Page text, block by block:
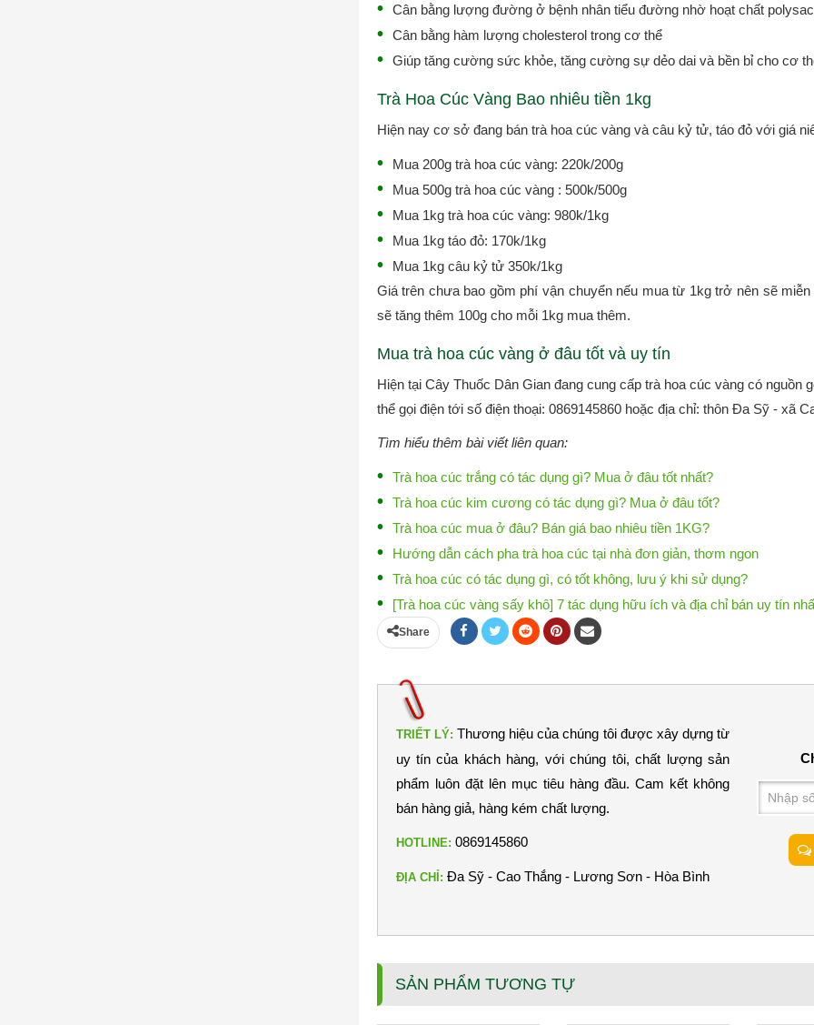
Cân bằng lượng đường ở bệnh nhân tiểu đường nhờ hoạt chất
Cân bằng hàm lượng cholesterol trong cơ thể
Giúp tăng cường sức khỏe, tăng cường sự dẻo dai và bền bỉ cho cơ
Trà Hoa Cúc Vàng Bao nhiêu tiền 1kg
Hiện nay cơ sở đang bán trà hoa cúc vàng và câu kỷ tử, táo đỏ với giá
Mua 200g trà hoa cúc vàng: 220k/200g
Mua 500g trà hoa cúc vàng : 500k/500g
Mua 1kg trà hoa cúc vàng: 980k/1kg
Mua 1kg táo đỏ: 170k/1kg
Mua 1kg câu kỷ tử 350k/1kg
Giá trên chưa bao gồm phí vận chuyển nếu mua từ 1kg trở nên sẽ
sẽ tăng thêm 100g cho mỗi 1kg mua thêm.
Mua trà hoa cúc vàng ở đâu tốt và uy tín
Hiện tại Cây Thuốc Dân Gian đang cung cấp trà hoa cúc vàng có nguồn
thể gọi điện tới số điện thoại: 0869145860 hoặc địa chỉ: thôn Đa Sỹ - xã
Tìm hiểu thêm bài viết liên quan:
Trà hoa cúc trắng có tác dụng gì? Mua ở đâu tốt nhất?
Trà hoa cúc kim cương có tác dụng gì? Mua ở đâu tốt?
Trà hoa cúc mua ở đâu? Bán giá bao nhiêu tiền 1KG?
Hướng dẫn cách pha trà hoa cúc tại nhà đơn giản, thơm ngon
Trà hoa cúc có tác dụng gì, có tốt không, lưu ý khi sử dụng?
[Trà hoa cúc vàng sấy khô] 7 tác dụng hữu ích và địa chỉ bán uy tín
Share
TRIẾT LÝ: Thương hiệu của chúng tôi được xây dựng từ
uy tín của khách hàng, với chúng tôi, chất lượng sản
phẩm luôn đặt lên mục tiêu hàng đầu. Cam kết không
bán hàng giả, hàng kém chất lượng.
HOTLINE: 0869145860
ĐỊA CHỈ: Đa Sỹ - Cao Thắng - Lương Sơn - Hòa Bình
SẢN PHẨM TƯƠNG TỰ